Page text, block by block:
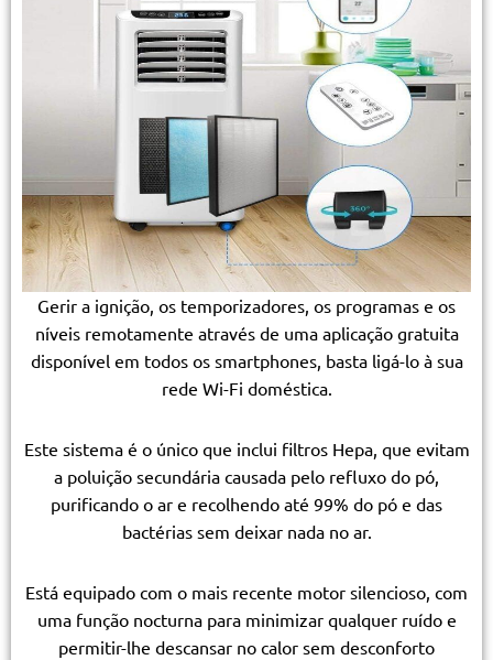
Gerir a ignição, os temporizadores, os programas e os
níveis remotamente através de uma aplicação gratuita
disponível em todos os smartphones, basta ligá-lo à sua
rede Wi-Fi doméstica.
Este sistema é o único que inclui filtros Hepa, que evitam
a poluição secundária causada pelo refluxo do pó,
purificando o ar e recolhendo até 99% do pó e das
bactérias sem deixar nada no ar.
Está equipado com o mais recente motor silencioso, com
uma função nocturna para minimizar qualquer ruído e
permitir-lhe descansar no calor sem desconforto